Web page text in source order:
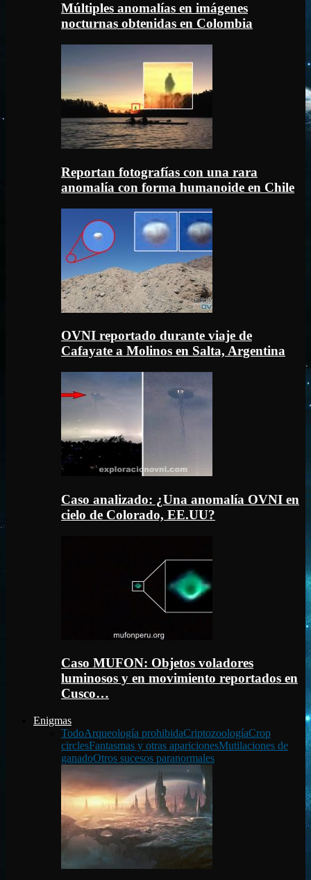
Múltiples anomalías en imágenes
nocturnas obtenidas en Colombia
Reportan fotografías con una rara
anomalía con forma humanoide en Chile
OVNI reportado durante viaje de
Cafayate a Molinos en Salta, Argentina
Caso analizado: ¿Una anomalía OVNI en
cielo de Colorado, EE.UU?
Caso MUFON: Objetos voladores
luminosos y en movimiento reportados en
Cusco…
Enigmas
TodoArqueología prohibidaCriptozoologíaCrop
circlesFantasmas y otras aparicionesMutilaciones de
ganadoOtros sucesos paranormales